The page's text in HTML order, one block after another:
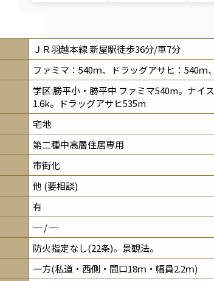
ＪＲ羽越本線 新屋駅徒歩36分/車7分
ファミマ：540ｍ、ドラッグアサヒ：540ｍ
学区:勝平小・勝平中 ファミマ540m。ナイ
1.6k。ドラッグアサヒ535m
宅地
第二種中高層住居専用
市街化
他 (要相談)
有
─ / ─
防火指定なし(22条)。景観法。
一方(私道・西側・間口18ｍ・幅員2.2ｍ)